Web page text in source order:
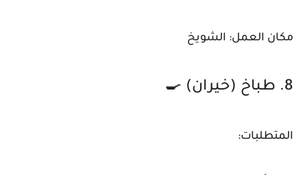
مكان العمل: الشويخ
8. طباخ (خيران) 🍳
المتطلبات: